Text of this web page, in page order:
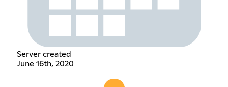
Server created
June 16th, 2020